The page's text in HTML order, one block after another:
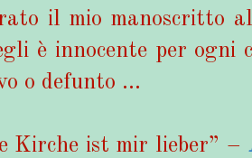
il mio manoscritto
è innocente per ogni
o defunto …
Kirche ist mir lieber” –